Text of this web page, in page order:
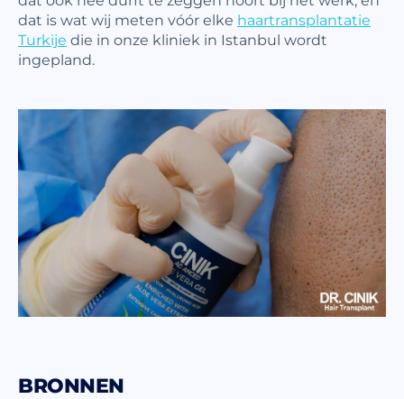
dat is wat wij meten vóór elke haartransplantatie
Turkije die in onze kliniek in Istanbul wordt
ingepland.
BRONNEN